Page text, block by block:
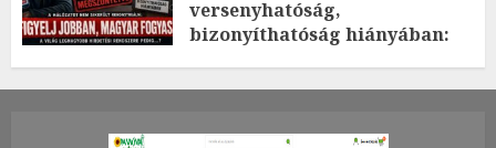
versenyhatóság,
bizonyíthatóság hiányában:
2026.JÚLIUS.23. CSÜTÖRTÖK.
0